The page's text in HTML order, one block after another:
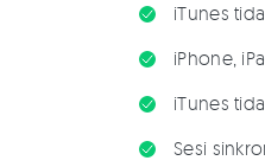
iTunes
iPhone,
iTunes
Sesi